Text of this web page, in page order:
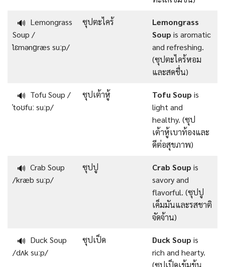
🔊 Lemongrass
Soup /
ˈlɛmənɡræs suːp/
ซุปตะไคร้
Lemongrass
Soup is aromatic
and refreshing.
(ซุปตะไคร้หอม
และสดชื่น)
🔊 Tofu Soup /
ˈtoʊfuː suːp/
ซุปเต้าหู้ Tofu Soup is
light and
healthy. (ซุป
เต้าหู้เบาท้องและ
ดีต่อสุขภาพ)
🔊 Crab Soup
/kræb suːp/
ซุปปู Crab Soup is
savory and
flavorful. (ซุปปู
เค็มมันและรสชาติ
จัดจ้าน)
🔊 Duck Soup
/dʌk suːp/
ซุปเป็ด Duck Soup is
rich and hearty.
(ซุปเป็ดเข้มข้น